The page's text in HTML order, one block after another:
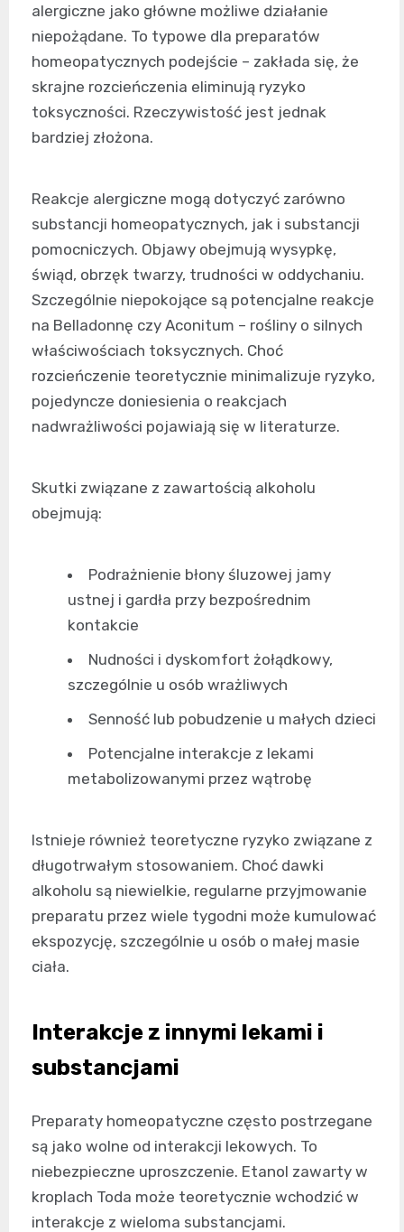
alergiczne jako główne możliwe działanie
niepożądane. To typowe dla preparatów
homeopatycznych podejście – zakłada się, że
skrajne rozcieńczenia eliminują ryzyko
toksyczności. Rzeczywistość jest jednak
bardziej złożona.
Reakcje alergiczne mogą dotyczyć zarówno
substancji homeopatycznych, jak i substancji
pomocniczych. Objawy obejmują wysypkę,
świąd, obrzęk twarzy, trudności w oddychaniu.
Szczególnie niepokojące są potencjalne reakcje
na Belladonnę czy Aconitum – rośliny o silnych
właściwościach toksycznych. Choć
rozcieńczenie teoretycznie minimalizuje ryzyko,
pojedyncze doniesienia o reakcjach
nadwrażliwości pojawiają się w literaturze.
Skutki związane z zawartością alkoholu
obejmują:
Podrażnienie błony śluzowej jamy
ustnej i gardła przy bezpośrednim
kontakcie
Nudności i dyskomfort żołądkowy,
szczególnie u osób wrażliwych
Senność lub pobudzenie u małych dzieci
Potencjalne interakcje z lekami
metabolizowanymi przez wątrobę
Istnieje również teoretyczne ryzyko związane z
długotrwałym stosowaniem. Choć dawki
alkoholu są niewielkie, regularne przyjmowanie
preparatu przez wiele tygodni może kumulować
ekspozycję, szczególnie u osób o małej masie
ciała.
Interakcje z innymi lekami i
substancjami
Preparaty homeopatyczne często postrzegane
są jako wolne od interakcji lekowych. To
niebezpieczne uproszczenie. Etanol zawarty w
kroplach Toda może teoretycznie wchodzić w
interakcje z wieloma substancjami.